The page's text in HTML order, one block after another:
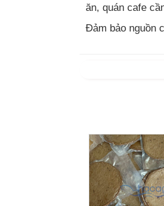
ăn, quán cafe
Đảm bảo nguồn